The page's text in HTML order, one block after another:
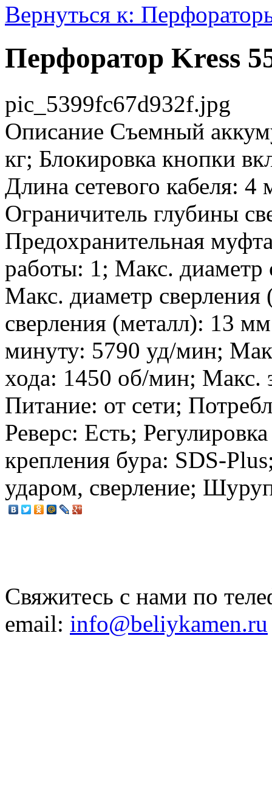
Вернуться к:
Перфоратор Kress
pic_5399fc67d932f.jpg
Описание Съемный
кг; Блокировка кнопки
Длина сетевого кабеля:
Ограничитель глубины
Предохранительная
работы: 1; Макс. диаметр
Макс. диаметр
сверления (металл): 13
минуту: 5790 уд/мин;
хода: 1450 об/мин; Макс.
Питание: от сети;
Реверс: Есть;
крепления бура: SDS-
ударом, сверление;
Свяжитесь с нами по
email: info@beliykamen.ru